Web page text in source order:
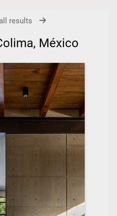
results
México